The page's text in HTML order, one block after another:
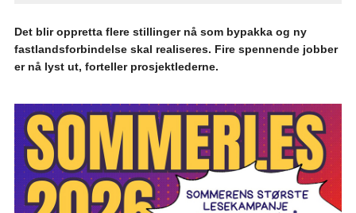
Det blir oppretta flere stillinger nå som bypakka og ny
fastlandsforbindelse skal realiseres. Fire spennende jobber
er nå lyst ut, forteller prosjektlederne.